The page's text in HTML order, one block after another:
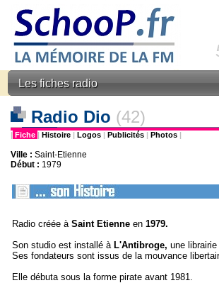
Les fiches radio
Radio Dio (42)
| Fiche | Histoire | Logos | Publicités | Photos |
Ville : Saint-Etienne
Début : 1979
Radio créée à Saint Etienne en 1979.
Son studio est installé à L'Antibroge, une
Ses fondateurs sont issus de la mouvance
Elle débuta sous la forme pirate avant 1981.